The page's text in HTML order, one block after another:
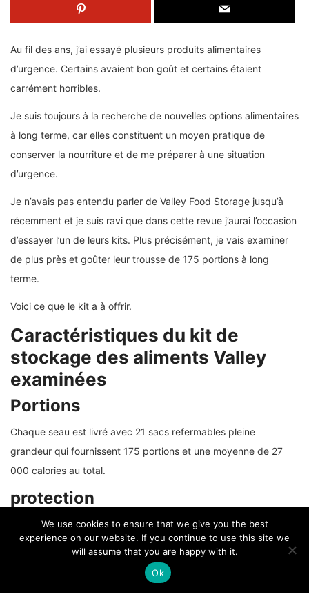
Au fil des ans, j’ai essayé plusieurs produits alimentaires
d’urgence. Certains avaient bon goût et certains étaient
carrément horribles.
Je suis toujours à la recherche de nouvelles options alimentaires
à long terme, car elles constituent un moyen pratique de
conserver la nourriture et de me préparer à une situation
d’urgence.
Je n’avais pas entendu parler de Valley Food Storage jusqu’à
récemment et je suis ravi que dans cette revue j’aurai l’occasion
d’essayer l’un de leurs kits. Plus précisément, je vais examiner
de plus près et goûter leur trousse de 175 portions à long
terme.
Voici ce que le kit a à offrir.
Caractéristiques du kit de
stockage des aliments Valley
examinées
Portions
Chaque seau est livré avec 21 sacs refermables pleine
grandeur qui fournissent 175 portions et une moyenne de 27
000 calories au total.
protection
Les sacs refermables sont emballés dans un seau résistant à
l’eau qui est facile à stocker, à transporter et qui offre une
protection globale supplémentaire.
Variété
We use cookies to ensure that we give you the best
experience on our website. If you continue to use this site we
will assume that you are happy with it.
Ok